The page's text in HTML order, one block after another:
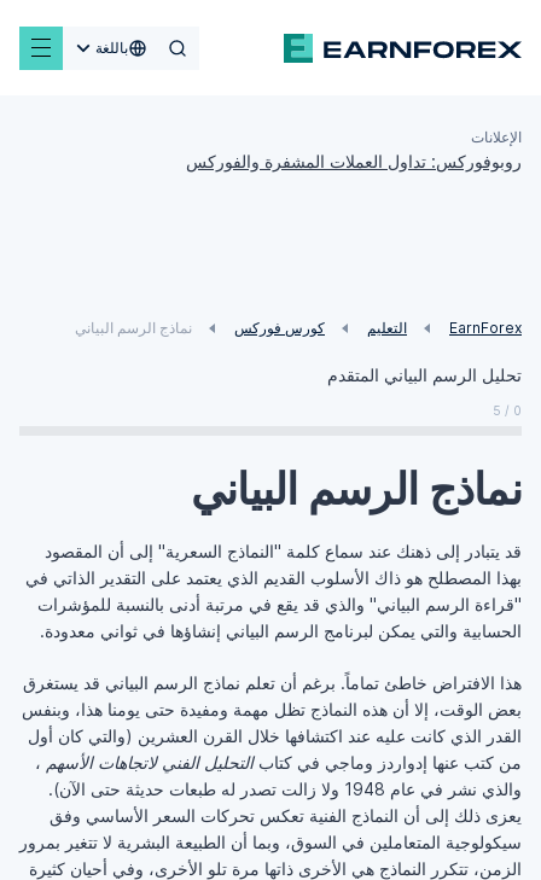
باللغة
الإعلانات
روبوفوركس: تداول العملات المشفرة والفوركس
EarnForex التعليم كورس فوركس نماذج الرسم البياني
تحليل الرسم البياني المتقدم
0 / 5
نماذج الرسم البياني
قد يتبادر إلى ذهنك عند سماع كلمة "النماذج السعرية" إلى أن المقصود
بهذا المصطلح هو ذاك الأسلوب القديم الذي يعتمد على التقدير الذاتي في
"قراءة الرسم البياني" والذي قد يقع في مرتبة أدنى بالنسبة للمؤشرات
الحسابية والتي يمكن لبرنامج الرسم البياني إنشاؤها في ثواني معدودة.
هذا الافتراض خاطئ تماماً. برغم أن تعلم نماذج الرسم البياني قد يستغرق
بعض الوقت، إلا أن هذه النماذج تظل مهمة ومفيدة حتى يومنا هذا، وبنفس
القدر الذي كانت عليه عند اكتشافها خلال القرن العشرين (والتي كان أول
من كتب عنها إدواردز وماجي في كتابالتحليل الفني لاتجاهات الأسهم ،
والذي نشر في عام 1948 ولا زالت تصدر له طبعات حديثة حتى الآن).
يعزى ذلك إلى أن النماذج الفنية تعكس تحركات السعر الأساسي وفق
سيكولوجية المتعاملين في السوق، وبما أن الطبيعة البشرية لا تتغير بمرور
الزمن، تتكرر النماذج هي الأخرى ذاتها مرة تلو الأخرى، وفي أحيان كثيرة